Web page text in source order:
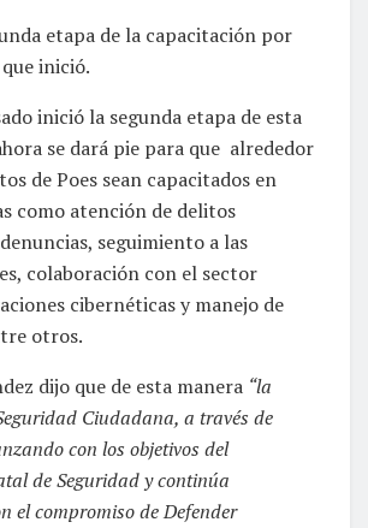
etapa de la capacitación por
inició.
inició la segunda etapa de esta
se dará pie para que alrededor
de Poes sean capacitados en
como atención de delitos
seguimiento a las
colaboración con el sector
cibernéticas y manejo de
otros.
dijo que de esta manera “la
Ciudadana, a través de
con los objetivos del
de Seguridad y continúa
el compromiso de Defender